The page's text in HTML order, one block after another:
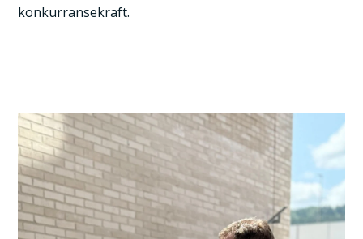
konkurransekraft.